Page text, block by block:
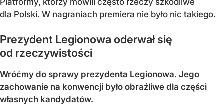
Platformy, którzy mówili często rzeczy szkodliwe
dla Polski. W nagraniach premiera nie było nic takiego.
Prezydent Legionowa oderwał się
od rzeczywistości
Wróćmy do sprawy prezydenta Legionowa. Jego
zachowanie na konwencji było obraźliwe dla części
własnych kandydatów.